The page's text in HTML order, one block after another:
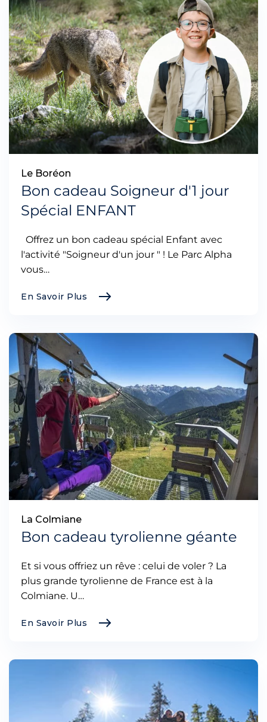
Le Boréon
Bon cadeau Soigneur d'1 jour
Spécial ENFANT
Offrez un bon cadeau spécial Enfant avec
l'activité "Soigneur d'un jour " ! Le Parc Alpha
vous…
En Savoir Plus
La Colmiane
Bon cadeau tyrolienne géante
Et si vous offriez un rêve : celui de voler ? La
plus grande tyrolienne de France est à la
Colmiane. U…
En Savoir Plus